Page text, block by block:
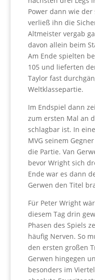
Power dann wie der
verließ ihn die
Altmeister vergab
davon allein beim
Am Ende spielten
105 und lieferten
Taylor fast
Weltklassepartie.
Im Endspiel dann
zum ersten Mal an
schlagbar ist. In
MVG seinem
die Partie. Van
bevor Wright sich
Ende war es dann
Gerwen den Titel
Für Peter Wright
diesem Tag drin
Phasen des Spiels
häufig Nerven. So
den ersten großen
Gerwen hingegen
besonders im